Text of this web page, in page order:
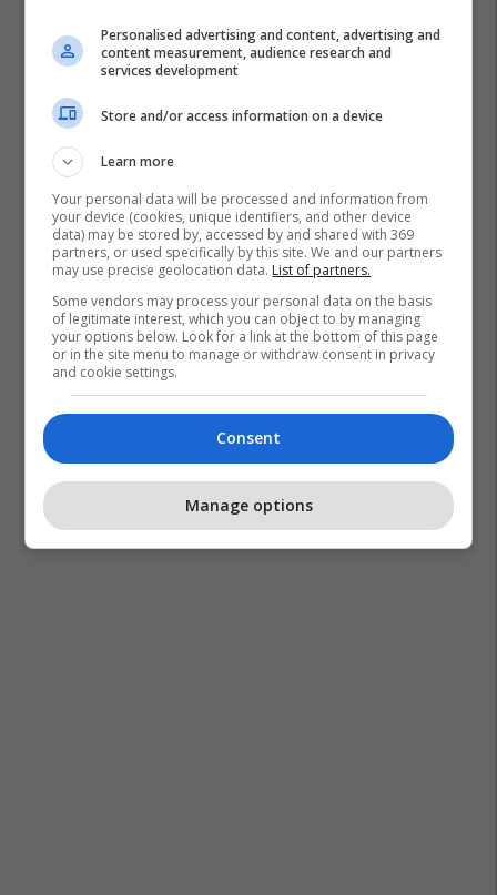
Personalised advertising and content, advertising and
content measurement, audience research and
services development
Store and/or access information on a device
Learn more
Your personal data will be processed and information from
your device (cookies, unique identifiers, and other device
data) may be stored by, accessed by and shared with 369
partners, or used specifically by this site. We and our partners
may use precise geolocation data. List of partners.
Some vendors may process your personal data on the basis
of legitimate interest, which you can object to by managing
your options below. Look for a link at the bottom of this page
or in the site menu to manage or withdraw consent in privacy
and cookie settings.
Consent
Manage options